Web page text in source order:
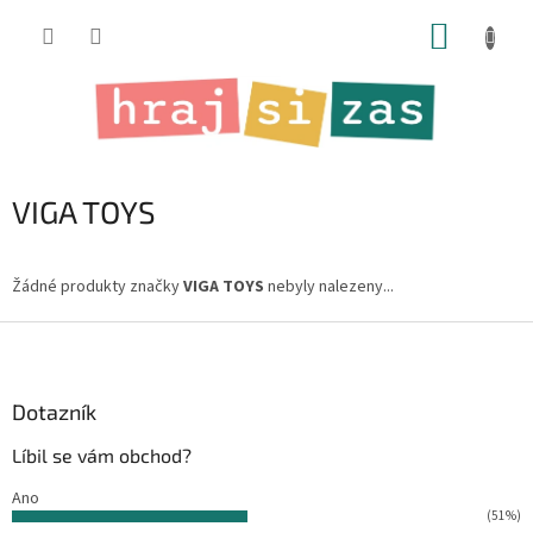
VIGA TOYS
Žádné produkty značkyVIGA TOYS nebyly nalezeny...
Dotazník
Líbil se vám obchod?
Ano
(51%)